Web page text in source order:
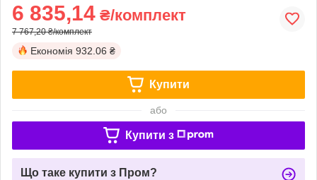
6 835,14 ₴/комплект
7 767,20 ₴/комплект
Економія 932.06 ₴
Купити
або
Купити з
Що таке купити з Пром?